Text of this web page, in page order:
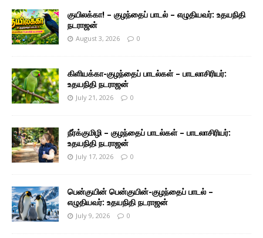
குயிலக்கா! – குழந்தைப் பாடல் – எழுதியவர்: உதயநிதி
நடராஜன்
August 3, 2026 0
கிளியக்கா-குழந்தைப் பாடல்கள் – பாடலாசிரியர்:
உதயநிதி நடராஜன்
July 21, 2026 0
நீர்க்குமிழி – குழந்தைப் பாடல்கள் – பாடலாசிரியர்:
உதயநிதி நடராஜன்
July 17, 2026 0
பென்குயின் பென்குயின்-குழந்தைப் பாடல் –
எழுதியவர்: உதயநிதி நடராஜன்
July 9, 2026 0